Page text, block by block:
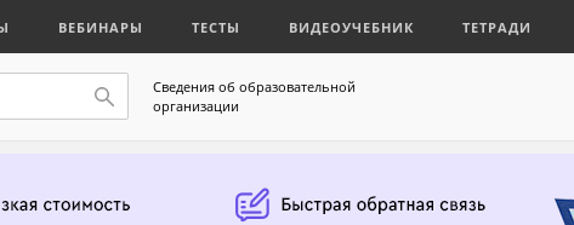
ВЕБИНАРЫ ТЕСТЫ ВИДЕОУЧЕБНИК ТЕТРАДИ
Сведения об образовательной
организации